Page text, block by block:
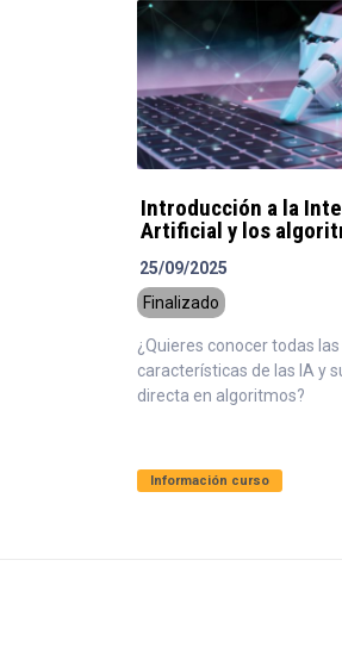
Introducción a la
Artificial y los
25/09/2025
Finalizado
¿Quieres conocer todas
características de las IA y
directa en algoritmos?
Información curso